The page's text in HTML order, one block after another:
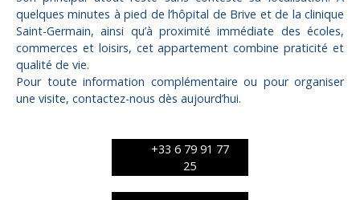
quelques minutes à pied de l’hôpital de Brive et de la clinique
Saint-Germain, ainsi qu’à proximité immédiate des écoles,
commerces et loisirs, cet appartement combine praticité et
qualité de vie.
Pour toute information complémentaire ou pour organiser
une visite, contactez-nous dès aujourd’hui.
+33 6 79 91 77
25